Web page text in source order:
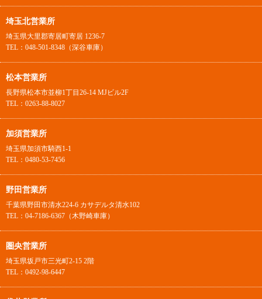
埼玉北営業所
埼玉県大里郡寄居町寄居 1236-7
TEL：048-501-8348（深谷車庫）
松本営業所
長野県松本市並柳1丁目26-14 MJビル2F
TEL：0263-88-8027
加須営業所
埼玉県加須市騎西1-1
TEL：0480-53-7456
野田営業所
千葉県野田市清水224-6 カサデルタ清水102
TEL：04-7186-6367（木野崎車庫）
圏央営業所
埼玉県坂戸市三光町2-15 2階
TEL：0492-98-6447